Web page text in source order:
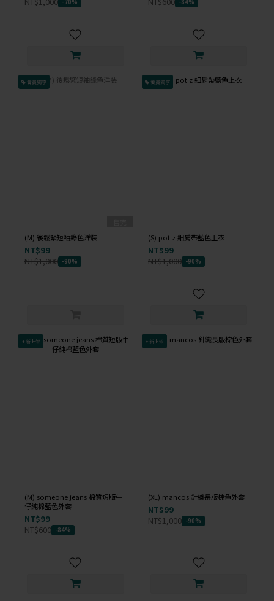
-70% -84%
會員獨享
(M) 後鬆緊短袖綠色洋裝
NT$99
NT$1,000 -90%
會員獨享
(S) pot z 細肩帶藍色上衣
NT$99
NT$1,000 -90%
✦新上架
(M) someone jeans 棉質短版牛
仔純棉藍色外套
NT$99
NT$600 -84%
✦新上架
(XL) mancos 針織長版棕色外套
NT$99
NT$1,000 -90%